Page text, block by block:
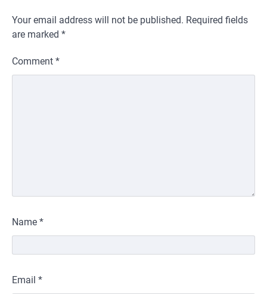
Your email address will not be published. Required fields
are marked *
Comment *
Name *
Email *